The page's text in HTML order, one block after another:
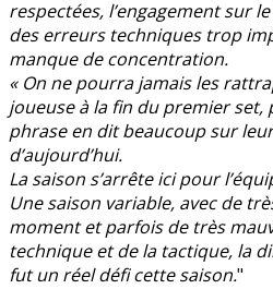
respectées, l’engagement sur
des erreurs techniques trop
manque de concentration.
« On ne pourra jamais les
joueuse à la fin du premier set,
phrase en dit beaucoup sur
d’aujourd’hui.
La saison s’arrête ici pour
Une saison variable, avec de
moment et parfois de très
technique et de la tactique, la
fut un réel défi cette saison."